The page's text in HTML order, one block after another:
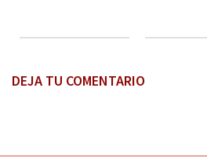
DEJA TU COMENTARIO